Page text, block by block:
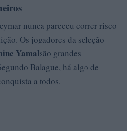
nunca pareceu correr risco
Os jogadores da seleção
Yamalsão grandes
Balague, há algo de
a todos.